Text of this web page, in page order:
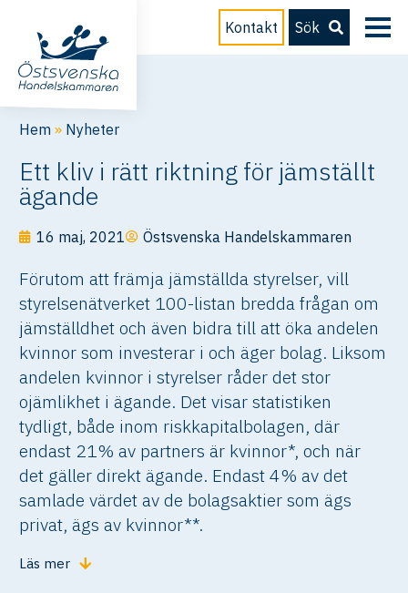
Kontakt Sök
Hem » Nyheter
Ett kliv i rätt riktning för jämställt
ägande
16 maj, 2021 Östsvenska Handelskammaren
Förutom att främja jämställda styrelser, vill
styrelsenätverket 100-listan bredda frågan om
jämställdhet och även bidra till att öka andelen
kvinnor som investerar i och äger bolag. Liksom
andelen kvinnor i styrelser råder det stor
ojämlikhet i ägande. Det visar statistiken
tydligt, både inom riskkapitalbolagen, där
endast 21% av partners är kvinnor*, och när
det gäller direkt ägande. Endast 4% av det
samlade värdet av de bolagsaktier som ägs
privat, ägs av kvinnor**.
Läs mer